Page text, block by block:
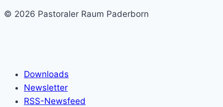
© 2026 Pastoraler Raum Paderborn
Downloads
Newsletter
RSS-Newsfeed